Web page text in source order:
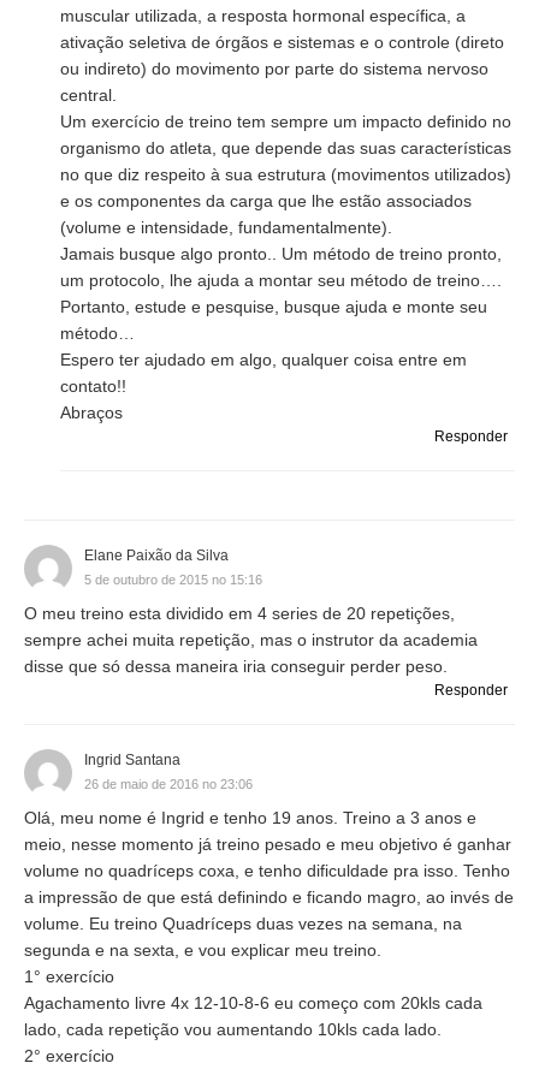
muscular utilizada, a resposta hormonal específica, a
ativação seletiva de órgãos e sistemas e o controle (direto
ou indireto) do movimento por parte do sistema nervoso
central.
Um exercício de treino tem sempre um impacto definido no
organismo do atleta, que depende das suas características
no que diz respeito à sua estrutura (movimentos utilizados)
e os componentes da carga que lhe estão associados
(volume e intensidade, fundamentalmente).
Jamais busque algo pronto.. Um método de treino pronto,
um protocolo, lhe ajuda a montar seu método de treino….
Portanto, estude e pesquise, busque ajuda e monte seu
método…
Espero ter ajudado em algo, qualquer coisa entre em
contato!!
Abraços
Responder
Elane Paixão da Silva
5 de outubro de 2015 no 15:16
O meu treino esta dividido em 4 series de 20 repetições,
sempre achei muita repetição, mas o instrutor da academia
disse que só dessa maneira iria conseguir perder peso.
Responder
Ingrid Santana
26 de maio de 2016 no 23:06
Olá, meu nome é Ingrid e tenho 19 anos. Treino a 3 anos e
meio, nesse momento já treino pesado e meu objetivo é ganhar
volume no quadríceps coxa, e tenho dificuldade pra isso. Tenho
a impressão de que está definindo e ficando magro, ao invés de
volume. Eu treino Quadríceps duas vezes na semana, na
segunda e na sexta, e vou explicar meu treino.
1° exercício
Agachamento livre 4x 12-10-8-6 eu começo com 20kls cada
lado, cada repetição vou aumentando 10kls cada lado.
2° exercício